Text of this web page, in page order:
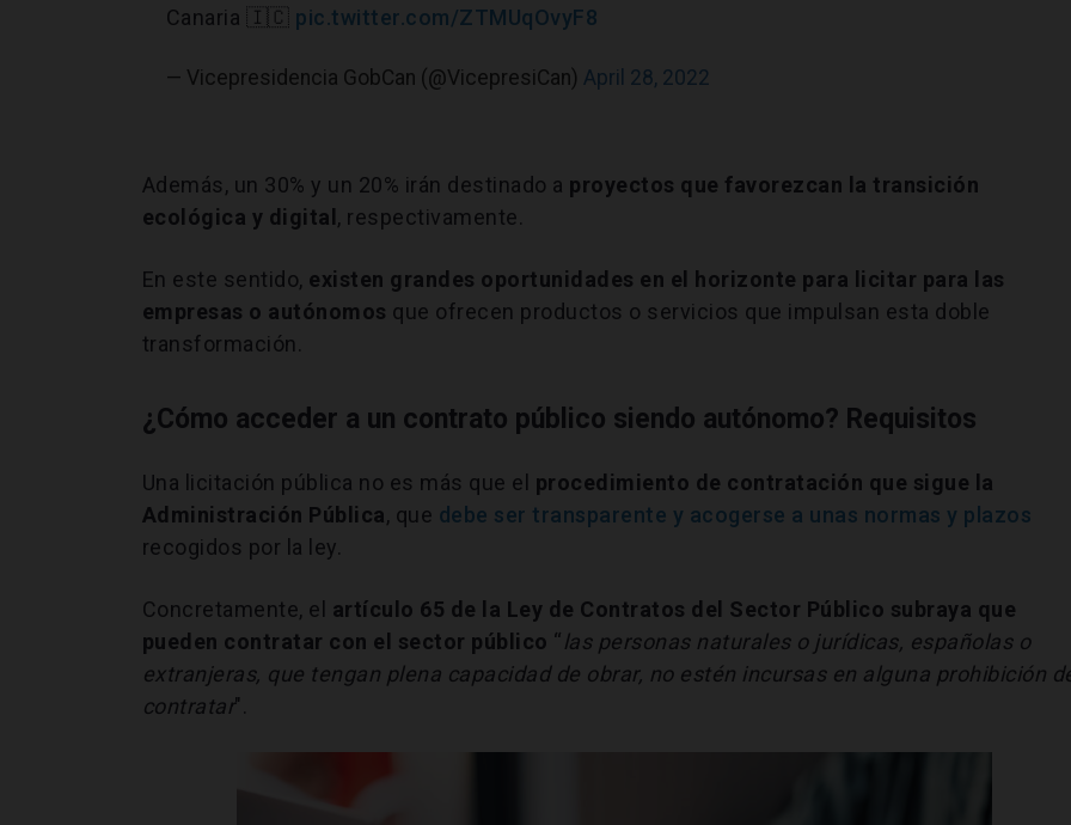
Canaria 🇮🇨 pic.twitter.com/ZTMUqOvyF8
— Vicepresidencia GobCan (@VicepresiCan) April 28, 2022
Además, un 30% y un 20% irán destinado a proyectos que favorezcan la transición
ecológica y digital, respectivamente.
En este sentido, existen grandes oportunidades en el horizonte para licitar para las
empresas o autónomos que ofrecen productos o servicios que impulsan esta doble
transformación.
¿Cómo acceder a un contrato público siendo autónomo? Requisitos
Una licitación pública no es más que el procedimiento de contratación que sigue la
Administración Pública, que debe ser transparente y acogerse a unas normas y plazos
recogidos por la ley.
Concretamente, el artículo 65 de la Ley de Contratos del Sector Público subraya que
pueden contratar con el sector público “las personas naturales o jurídicas, españolas o
extranjeras, que tengan plena capacidad de obrar, no estén incursas en alguna prohibición
contratar".